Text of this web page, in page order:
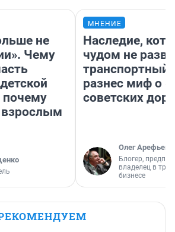
не
Чему
взрослым
МНЕНИЕ
Наследие,
чудом не
транспортный
разнес миф о
советских
Олег Арефьев
Блогер,
владелец в
бизнесе